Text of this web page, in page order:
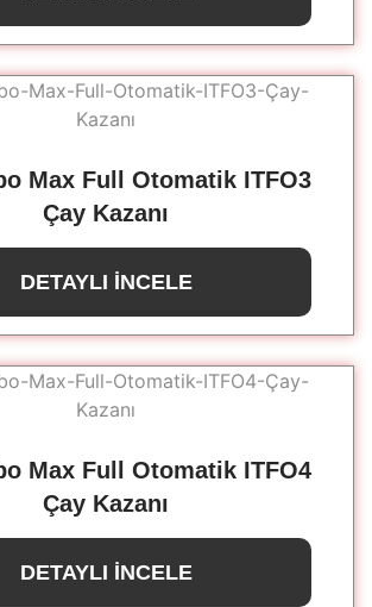
Max Full Otomatik ITFO3
Çay Kazanı
DETAYLI İNCELE
Max Full Otomatik ITFO4
Çay Kazanı
DETAYLI İNCELE